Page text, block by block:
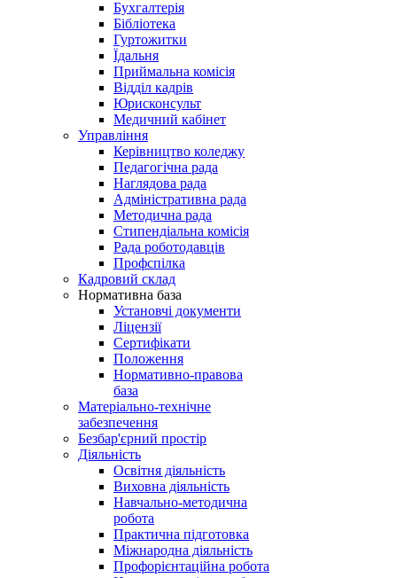
Бухгалтерія
Бібліотека
Гуртожитки
Їдальня
Приймальна комісія
Відділ кадрів
Юрисконсульт
Медичний кабінет
Управління
Керівництво коледжу
Педагогічна рада
Наглядова рада
Адміністративна рада
Методична рада
Стипендіальна комісія
Рада роботодавців
Профспілка
Кадровий склад
Нормативна база
Установчі документи
Ліцензії
Сертифікати
Положення
Нормативно-правова
база
Матеріально-технічне
забезпечення
Безбар'єрний простір
Діяльність
Освітня діяльність
Виховна діяльність
Навчально-методична
робота
Практична підготовка
Міжнародна діяльність
Профорієнтаційна робота